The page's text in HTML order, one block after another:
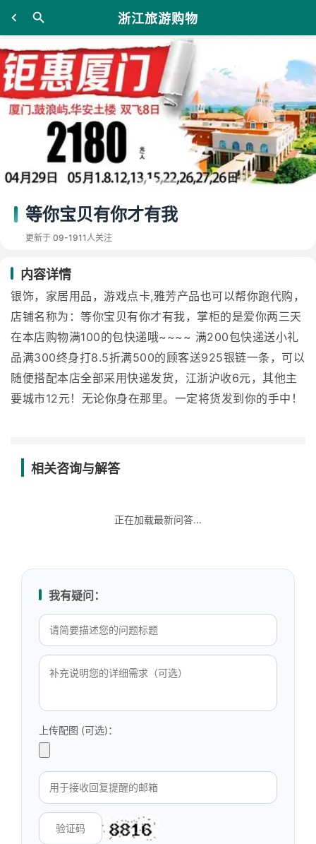
浙江旅游购物
等你宝贝有你才有我
更新于 09-1911人关注
内容详情
银饰，家居用品，游戏点卡,雅芳产品也可以帮你跑代购，
店铺名称为：等你宝贝有你才有我，掌柜的是爱你两三天
在本店购物满100的包快递哦~~~~ 满200包快递送小礼
品满300终身打8.5折满500的顾客送925银链一条，可以
随便搭配本店全部采用快递发货，江浙沪收6元，其他主
要城市12元！无论你身在那里。一定将货发到你的手中！
相关咨询与解答
正在加载最新问答...
我有疑问：
上传配图 (可选)：